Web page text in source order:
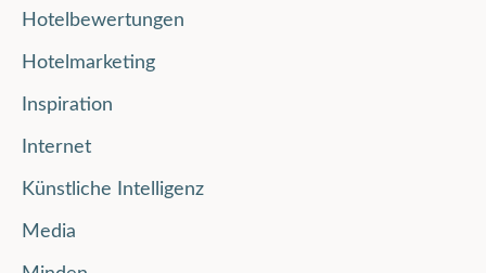
Hotelbewertungen
Hotelmarketing
Inspiration
Internet
Künstliche Intelligenz
Media